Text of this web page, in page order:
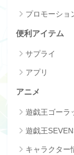
プロモーショ
便利アイテム
サプライ
アプリ
アニメ
遊戯王ゴーラ
遊戯王
キャラクター